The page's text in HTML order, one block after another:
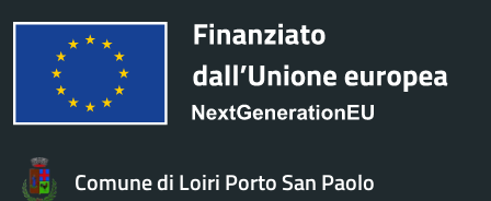
Comune di Loiri Porto San Paolo